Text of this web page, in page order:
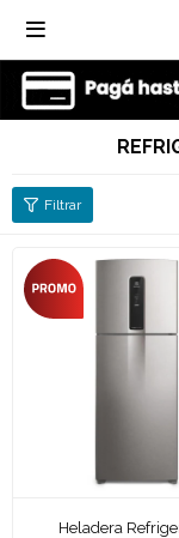

Heladera